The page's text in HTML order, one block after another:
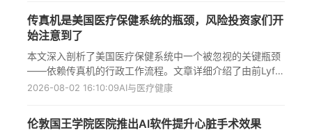
传输给制药公司和监管机构，从而大幅缩短新药审批流程。
同时，文章还探讨了医疗系统面临的挑战，包括医院定价、
行业整合以及人工智能在医疗领域的应用前景，揭示了医疗
创新与实际应用之间的鸿沟，以及各方为提高效率、降低成
本而采取的创新举措，特别是FDA首次尝试通过AI技术实现
传真机是美国医疗保健系统的瓶颈，风险投资家们开
始注意到了
本文深入剖析了美国医疗保健系统中一个被忽视的关键瓶颈
——依赖传真机的行政工作流程。文章详细介绍了由前Lyft
和Cruise高管Kaled Alhanafi与美敦力心脏设备研发专家
诊所仍主要通过传真接收数百甚至数千份转诊文件，导致大
2026-08-02 16:10:09AI与医疗健康
伦敦国王学院医院推出AI软件提升心脏手术效果